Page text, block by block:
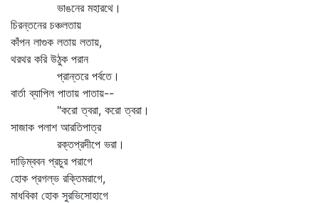
ভাঙনের মহারথে।
চিরন্তনের চঞ্চলতায়
কাঁপন লাগুক লতায় লতায়,
থরথর করি উঠুক পরান
প্রান্তরে পর্বতে।
বার্তা ব্যাপিল পাতায় পাতায়--
"করো ত্বরা, করো ত্বরা।
সাজাক পলাশ আরতিপাত্র
রক্তপ্রদীপে ভরা।
দাড়িম্ববন প্রচুর পরাগে
হোক প্রগল্‌ভ রক্তিমরাগে,
মাধবিকা হোক সুরভিসোহাগে